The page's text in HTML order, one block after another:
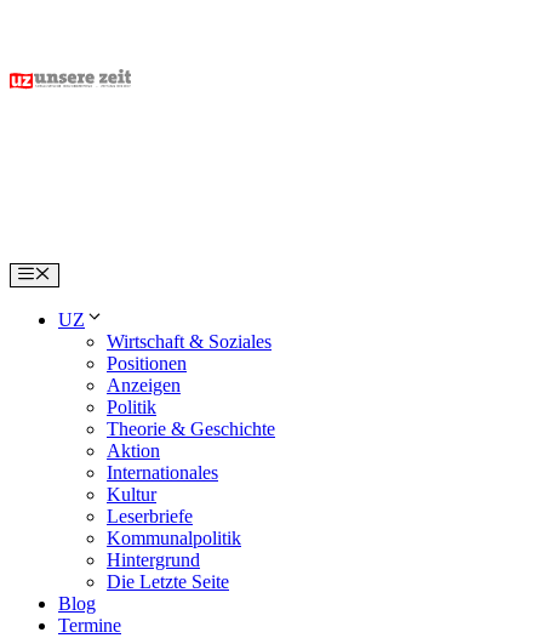
content
Menu
UZ
Wirtschaft & Soziales
Positionen
Anzeigen
Politik
Theorie & Geschichte
Aktion
Internationales
Kultur
Leserbriefe
Kommunalpolitik
Hintergrund
Die Letzte Seite
Blog
Termine